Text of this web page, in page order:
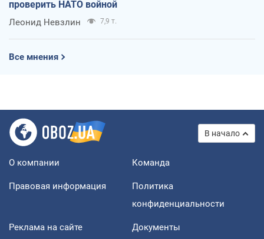
проверить НАТО войной
Леонид Невзлин 7,9 т.
Все мнения
В начало
О компании Команда
Правовая информация
Политика
конфиденциальности
Реклама на сайте Документы